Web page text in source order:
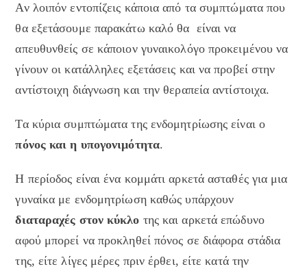
Αν λοιπόν εντοπίζεις κάποια από τα συμπτώματα που
θα εξετάσουμε παρακάτω καλό θα είναι να
απευθυνθείς σε κάποιον γυναικολόγο προκειμένου να
γίνουν οι κατάλληλες εξετάσεις και να προβεί στην
αντίστοιχη διάγνωση και την θεραπεία αντίστοιχα.
Τα κύρια συμπτώματα της ενδομητρίωσης είναι ο
πόνος και η υπογονιμότητα.
Η περίοδος είναι ένα κομμάτι αρκετά ασταθές για μια
γυναίκα με ενδομητρίωση καθώς υπάρχουν
διαταραχές στον κύκλο της και αρκετά επώδυνο
αφού μπορεί να προκληθεί πόνος σε διάφορα στάδια
της, είτε λίγες μέρες πριν έρθει, είτε κατά την